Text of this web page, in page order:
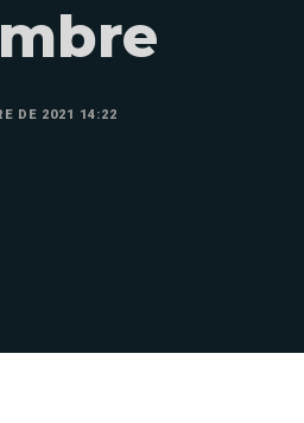
DE 2021 14:22